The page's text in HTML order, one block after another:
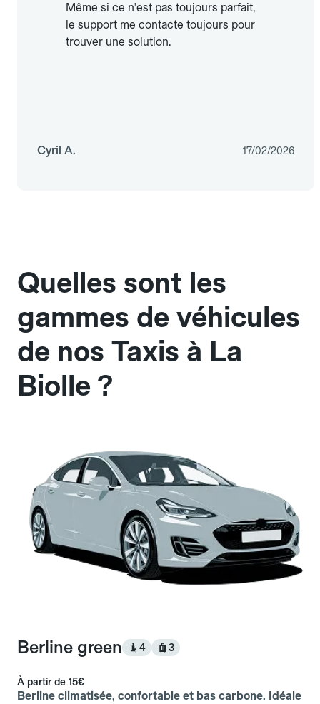
Même si ce n'est pas toujours parfait,
le support me contacte toujours pour
trouver une solution.
Cyril A. 17/02/2026
Quelles sont les
gammes de véhicules
de nos Taxis à La
Biolle ?
Berline green 4 3
À partir de 15€
Berline climatisée, confortable et bas carbone. Idéale